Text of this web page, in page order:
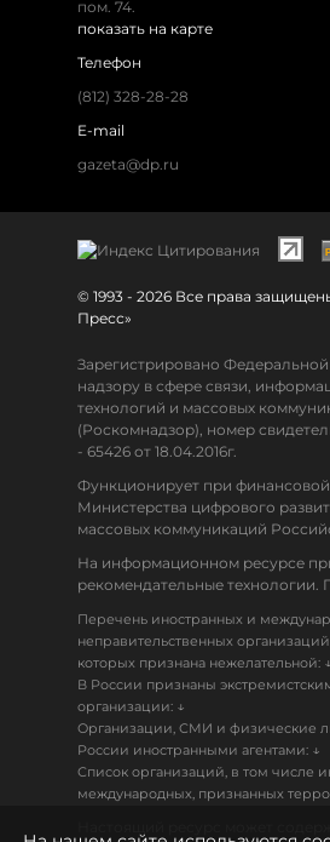
пом. 74.
показать на карте
Телефон
(812) 328-28-28
E-mail
gazeta@dp.ru
© 1993 - 2026 Все права
Пресс»
Зарегистрировано
надзору в сфере связи,
технологий и массовых
(Роскомнадзор), номер
- 65426 от 18.04.2016г.
Функционирует при
Министерства цифрового
массовых коммуникаций
На информационном ресурсе
рекомендательные технологии.
Перечень иностранных и
неправительственных
которых признана нежелательной: ↓
В России признаны
организации: ↓
Организации, СМИ и физические
России иностранными агентами: ↓
Список организаций, в том числе
международных, признанных